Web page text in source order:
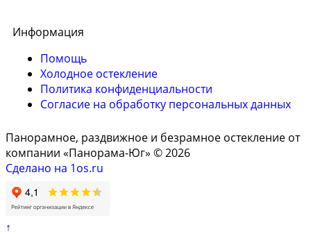
Информация
Помощь
Холодное остекление
Политика конфиденциальности
Согласие на обработку персональных данных
Панорамное, раздвижное и безрамное остекление от
компании «Панорама-Юг» © 2026
Сделано на 1os.ru
↑